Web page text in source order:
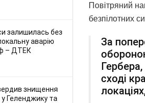
залишилась без
аварію
– ДТЕК
знищення
Геленджику та
Повітряний
безпілотних
За
Гербера,
сході